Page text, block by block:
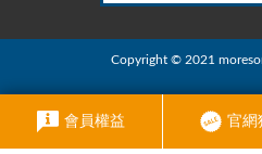
Copyright © 2021
會員權益 官網